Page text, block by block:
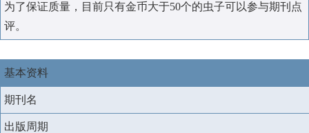
为了保证质量，目前只有金币大于50个的虫子可以参与期刊点
评。
基本资料
期刊名
出版周期